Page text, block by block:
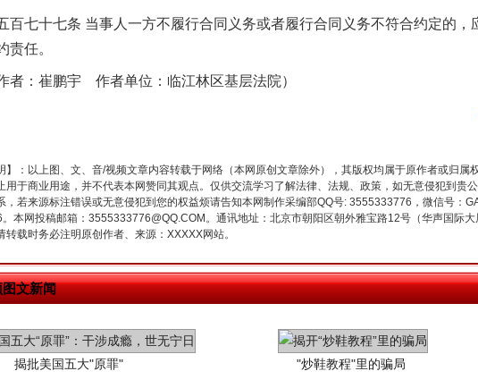
七十七条 当事人一方不履行合同义务或者履行合同义务不符合约定的，
责任。
：崔鹏宇 作者单位：临江林区基层法院）
】：以上图、文、音/视频文章内容转载于网络（本网原创文章除外），其版权均属于原作者或归
用于商业用途，并不代表本网赞同其观点。仅供交流学习了解法律、法规、政策，如无意侵犯到贵
，若来源标注错误或无意侵犯到您的权益烦请告知本网制作采编部QQ号: 3555333776，微信号：
本网投稿邮箱：3555333776@QQ.COM。通讯地址：北京市朝阳区朝外雅宝路12号（华声国际
转载时务必注明原创作者、来源：XXXXX网站。
文新闻
“刷贴”乱象丛生
生物安全法正式实施
揭批美国五大"原罪" "炒鞋教程"里的骗局